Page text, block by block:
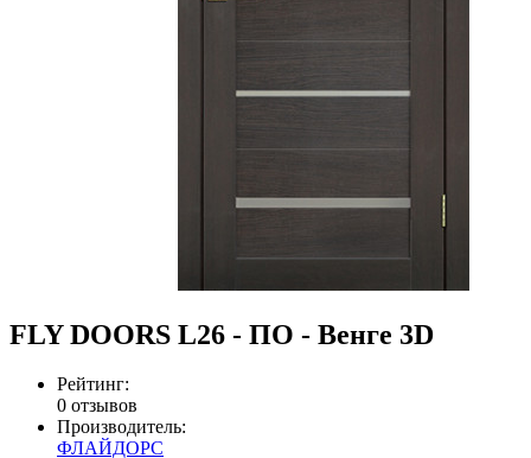
FLY DOORS L26 - ПО - Венге 3D
Рейтинг:
0 отзывов
Производитель:
ФЛАЙДОРС